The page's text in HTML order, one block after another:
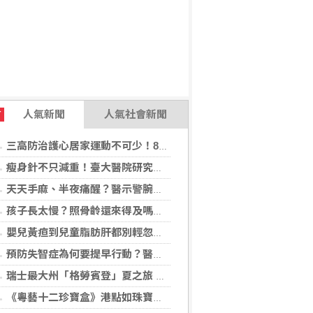
人氣新聞 人氣社會新聞
三高防治護心居家運動不可少！888知能宣導互動遊戲，掌握自己的健康密碼
瘦身針不只減重！臺大醫院研究：有機會降低13種肥胖相關癌症41%風險
天天手麻、半夜痛醒？醫示警腕隧道症候群 女性發生率最高增10倍
孩子長太慢？照骨齡還來得及嗎？AI骨齡輔助判讀系統成臨床評估重要參考
嬰兒黃疸到兒童脂肪肝都別輕忽！醫揭不同年齡「肝病警訊」
預防失智症為何要提早行動？醫揭：ApoE基因檢測助提早看見失智風險
瑞士最大州「格勞賓登」夏之旅 推薦6座山間秘境，感受不同阿爾卑斯療癒度假風情！
《粵藝十二珍寶盒》港點如珠寶藝術 臺中勤美洲際明娟樓餐桌變成精品櫃位？